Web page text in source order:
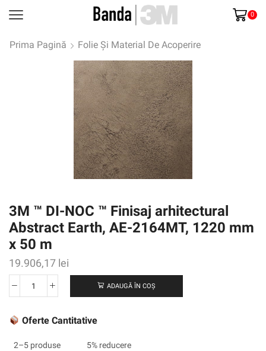
0
Prima Pagină Folie Și Material De Acoperire
3M ™ DI-NOC ™ Finisaj arhitectural
Abstract Earth, AE-2164MT, 1220 mm
x 50 m
19.906,17 lei
Cantitate
™
NOC
ADAUGĂ ÎN COȘ
Oferte Cantitative
2–5 produse
5% reducere